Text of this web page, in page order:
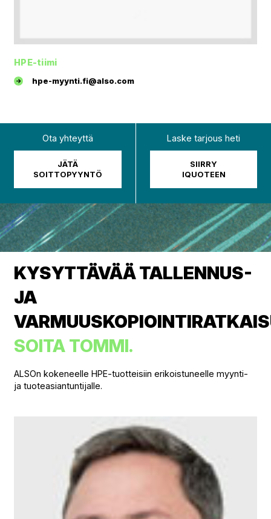
HPE-tiimi
hpe-myynti.fi@also.com
Ota yhteyttä
JÄTÄ
SOITTOPYYNTÖ
Laske tarjous heti
SIIRRY
IQUOTEEN
KYSYTTÄVÄÄ TALLENNUS-
JA
SOITA TOMMI.
ALSOn kokeneelle HPE-tuotteisiin erikoistuneelle myynti-
ja tuoteasiantuntijalle.